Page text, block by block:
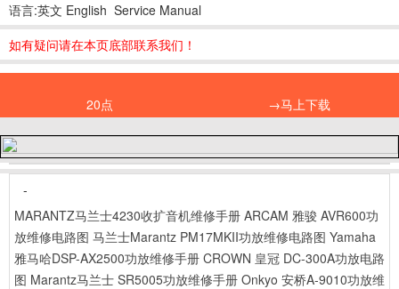
语言:英文 English Service Manual
如有疑问请在本页底部联系我们！
20点 →马上下载
-
MARANTZ马兰士4230收扩音机维修手册 ARCAM 雅骏 AVR600功
放维修电路图 马兰士Marantz PM17MKII功放维修电路图 Yamaha
雅马哈DSP-AX2500功放维修手册 CROWN 皇冠 DC-300A功放电路
图 Marantz马兰士 SR5005功放维修手册 Onkyo 安桥A-9010功放维